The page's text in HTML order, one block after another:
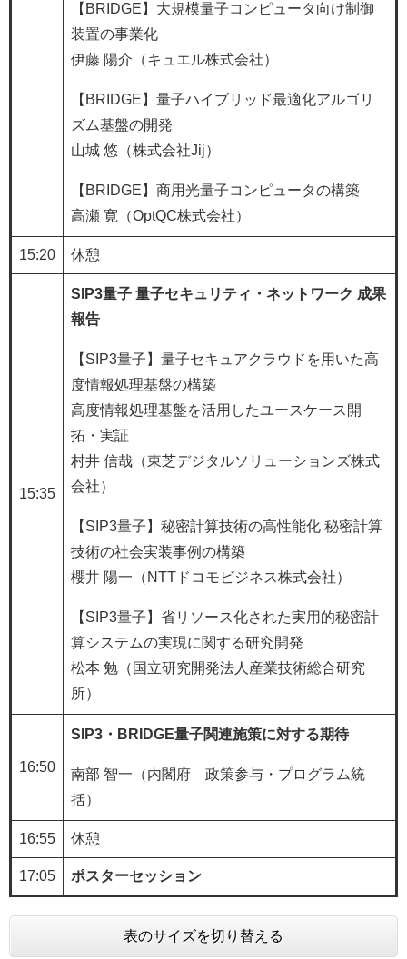
【BRIDGE】大規模量子コンピュータ向け制御
装置の事業化
伊藤 陽介（キュエル株式会社）
【BRIDGE】量子ハイブリッド最適化アルゴリ
ズム基盤の開発
山城 悠（株式会社Jij）
【BRIDGE】商用光量子コンピュータの構築
高瀬 寛（OptQC株式会社）
15:20 休憩
15:35
SIP3量子 量子セキュリティ・ネットワーク 成果
報告​
【SIP3量子】量子セキュアクラウドを用いた高
度情報処理基盤の構築
高度情報処理基盤を活用したユースケース開
拓・実証
村井 信哉（東芝デジタルソリューションズ株式
会社）
【SIP3量子】秘密計算技術の高性能化 秘密計算
技術の社会実装事例の構築
櫻井 陽一（NTTドコモビジネス株式会社）
【SIP3量子】省リソース化された実用的秘密計
算システムの実現に関する研究開発
松本 勉（国立研究開発法人産業技術総合研究
所）
16:50
SIP3・BRIDGE量子関連施策に対する期待
南部 智一（内閣府 政策参与・プログラム統
括）
16:55 休憩
17:05 ポスターセッション
表のサイズを切り替える